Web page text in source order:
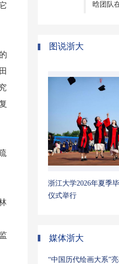
晗团队
图说浙大
浙江大学2026年夏季
仪式举行
媒体浙大
“中国历代绘画大系”